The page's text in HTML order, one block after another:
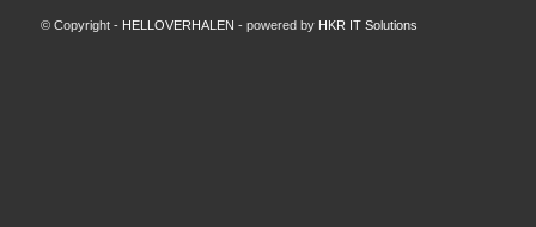
© Copyright - HELLOVERHALEN - powered byHKR IT Solutions